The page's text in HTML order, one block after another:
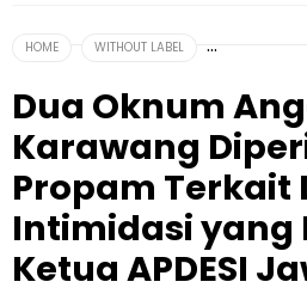
HOME WITHOUT LABEL
Dua Oknum
Karawang
Propam Terkait
Intimidasi yang
Ketua APDESI